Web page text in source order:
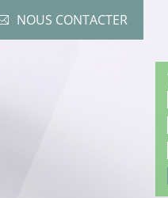
NOUS CONTACTER